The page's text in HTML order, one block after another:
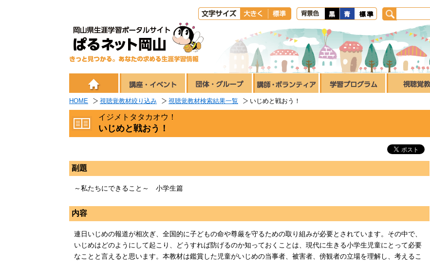
HOME 視聴覚教材絞り込み 視聴覚教材検索結果一覧 いじめと戦おう！
イジメトタタカオウ！
いじめと戦おう！
副題
～私たちにできること～ 小学生篇
内容
連日いじめの報道が相次ぎ、全国的に子どもの命や尊厳を守るための取り組みが必要とされています。その中で、
いじめはどのようにして起こり、どうすれば防げるのか知っておくことは、現代に生きる小学生児童にとって必要
なことと言えると思います。本教材は鑑賞した児童がいじめの当事者、被害者、傍観者の立場を理解し、考えるこ